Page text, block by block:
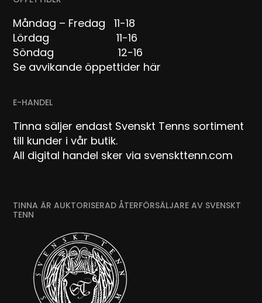
Måndag – Fredag 11-18
Lördag 11-16
Söndag 12-16
Se avvikande öppettider här
E-HANDEL
Tinna säljer endast Svenskt Tenns sortiment
till kunder i vår butik.
All digital handel sker via svenskttenn.com
TINNA ÄR AUKTORISERAD ÅTERFÖRSÄLJARE AV SVENSKT
TENN